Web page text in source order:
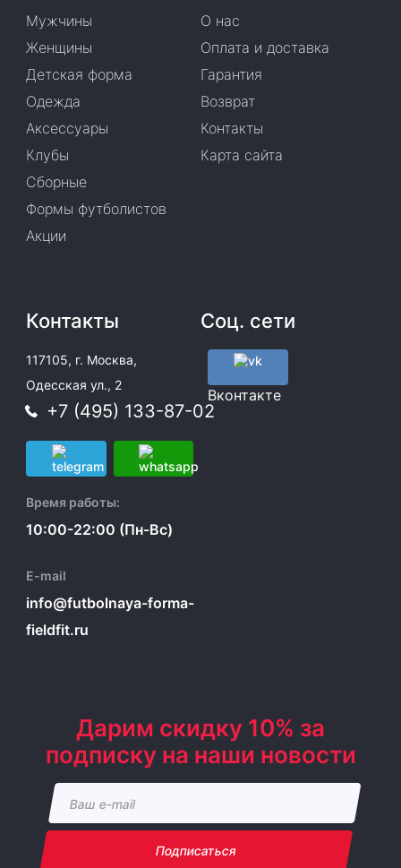
Мужчины
Женщины
Детская форма
Одежда
Аксессуары
Клубы
Сборные
Формы футболистов
Акции
О нас
Оплата и доставка
Гарантия
Возврат
Контакты
Карта сайта
Контакты
117105, г. Москва,
Одесская ул., 2
+7 (495) 133-87-02
Время работы:
10:00-22:00 (Пн-Вс)
E-mail
info@futbolnaya-forma-
fieldfit.ru
Соц. сети
Вконтакте
Дарим скидку 10% за
подписку на наши новости
Подписаться